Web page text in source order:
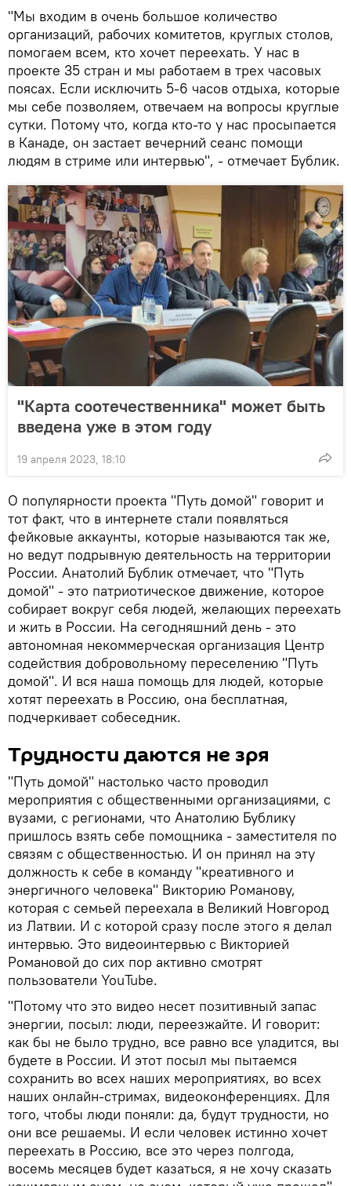
"Мы входим в очень большое количество
организаций, рабочих комитетов, круглых столов,
помогаем всем, кто хочет переехать. У нас в
проекте 35 стран и мы работаем в трех часовых
поясах. Если исключить 5-6 часов отдыха, которые
мы себе позволяем, отвечаем на вопросы круглые
сутки. Потому что, когда кто-то у нас просыпается
в Канаде, он застает вечерний сеанс помощи
людям в стриме или интервью", - отмечает Бублик.
"Карта соотечественника" может быть
введена уже в этом году
19 апреля 2023, 18:10
О популярности проекта "Путь домой" говорит и
тот факт, что в интернете стали появляться
фейковые аккаунты, которые называются так же,
но ведут подрывную деятельность на территории
России. Анатолий Бублик отмечает, что "Путь
домой" - это патриотическое движение, которое
собирает вокруг себя людей, желающих переехать
и жить в России. На сегодняшний день - это
автономная некоммерческая организация Центр
содействия добровольному переселению "Путь
домой". И вся наша помощь для людей, которые
хотят переехать в Россию, она бесплатная,
подчеркивает собеседник.
Трудности даются не зря
"Путь домой" настолько часто проводил
мероприятия с общественными организациями, с
вузами, с регионами, что Анатолию Бублику
пришлось взять себе помощника - заместителя по
связям с общественностью. И он принял на эту
должность к себе в команду "креативного и
энергичного человека" Викторию Романову,
которая с семьей переехала в Великий Новгород
из Латвии. И с которой сразу после этого я делал
интервью. Это видеоинтервью с Викторией
Романовой до сих пор активно смотрят
пользователи YouTube.
"Потому что это видео несет позитивный запас
энергии, посыл: люди, переезжайте. И говорит:
как бы не было трудно, все равно все уладится, вы
будете в России. И этот посыл мы пытаемся
сохранить во всех наших мероприятиях, во всех
наших онлайн-стримах, видеоконференциях. Для
того, чтобы люди поняли: да, будут трудности, но
они все решаемы. И если человек истинно хочет
переехать в Россию, все это через полгода,
восемь месяцев будет казаться, я не хочу сказать